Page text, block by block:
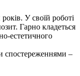
У своїй роботі
Гарно кладеться
естетичного
спостереженнями –